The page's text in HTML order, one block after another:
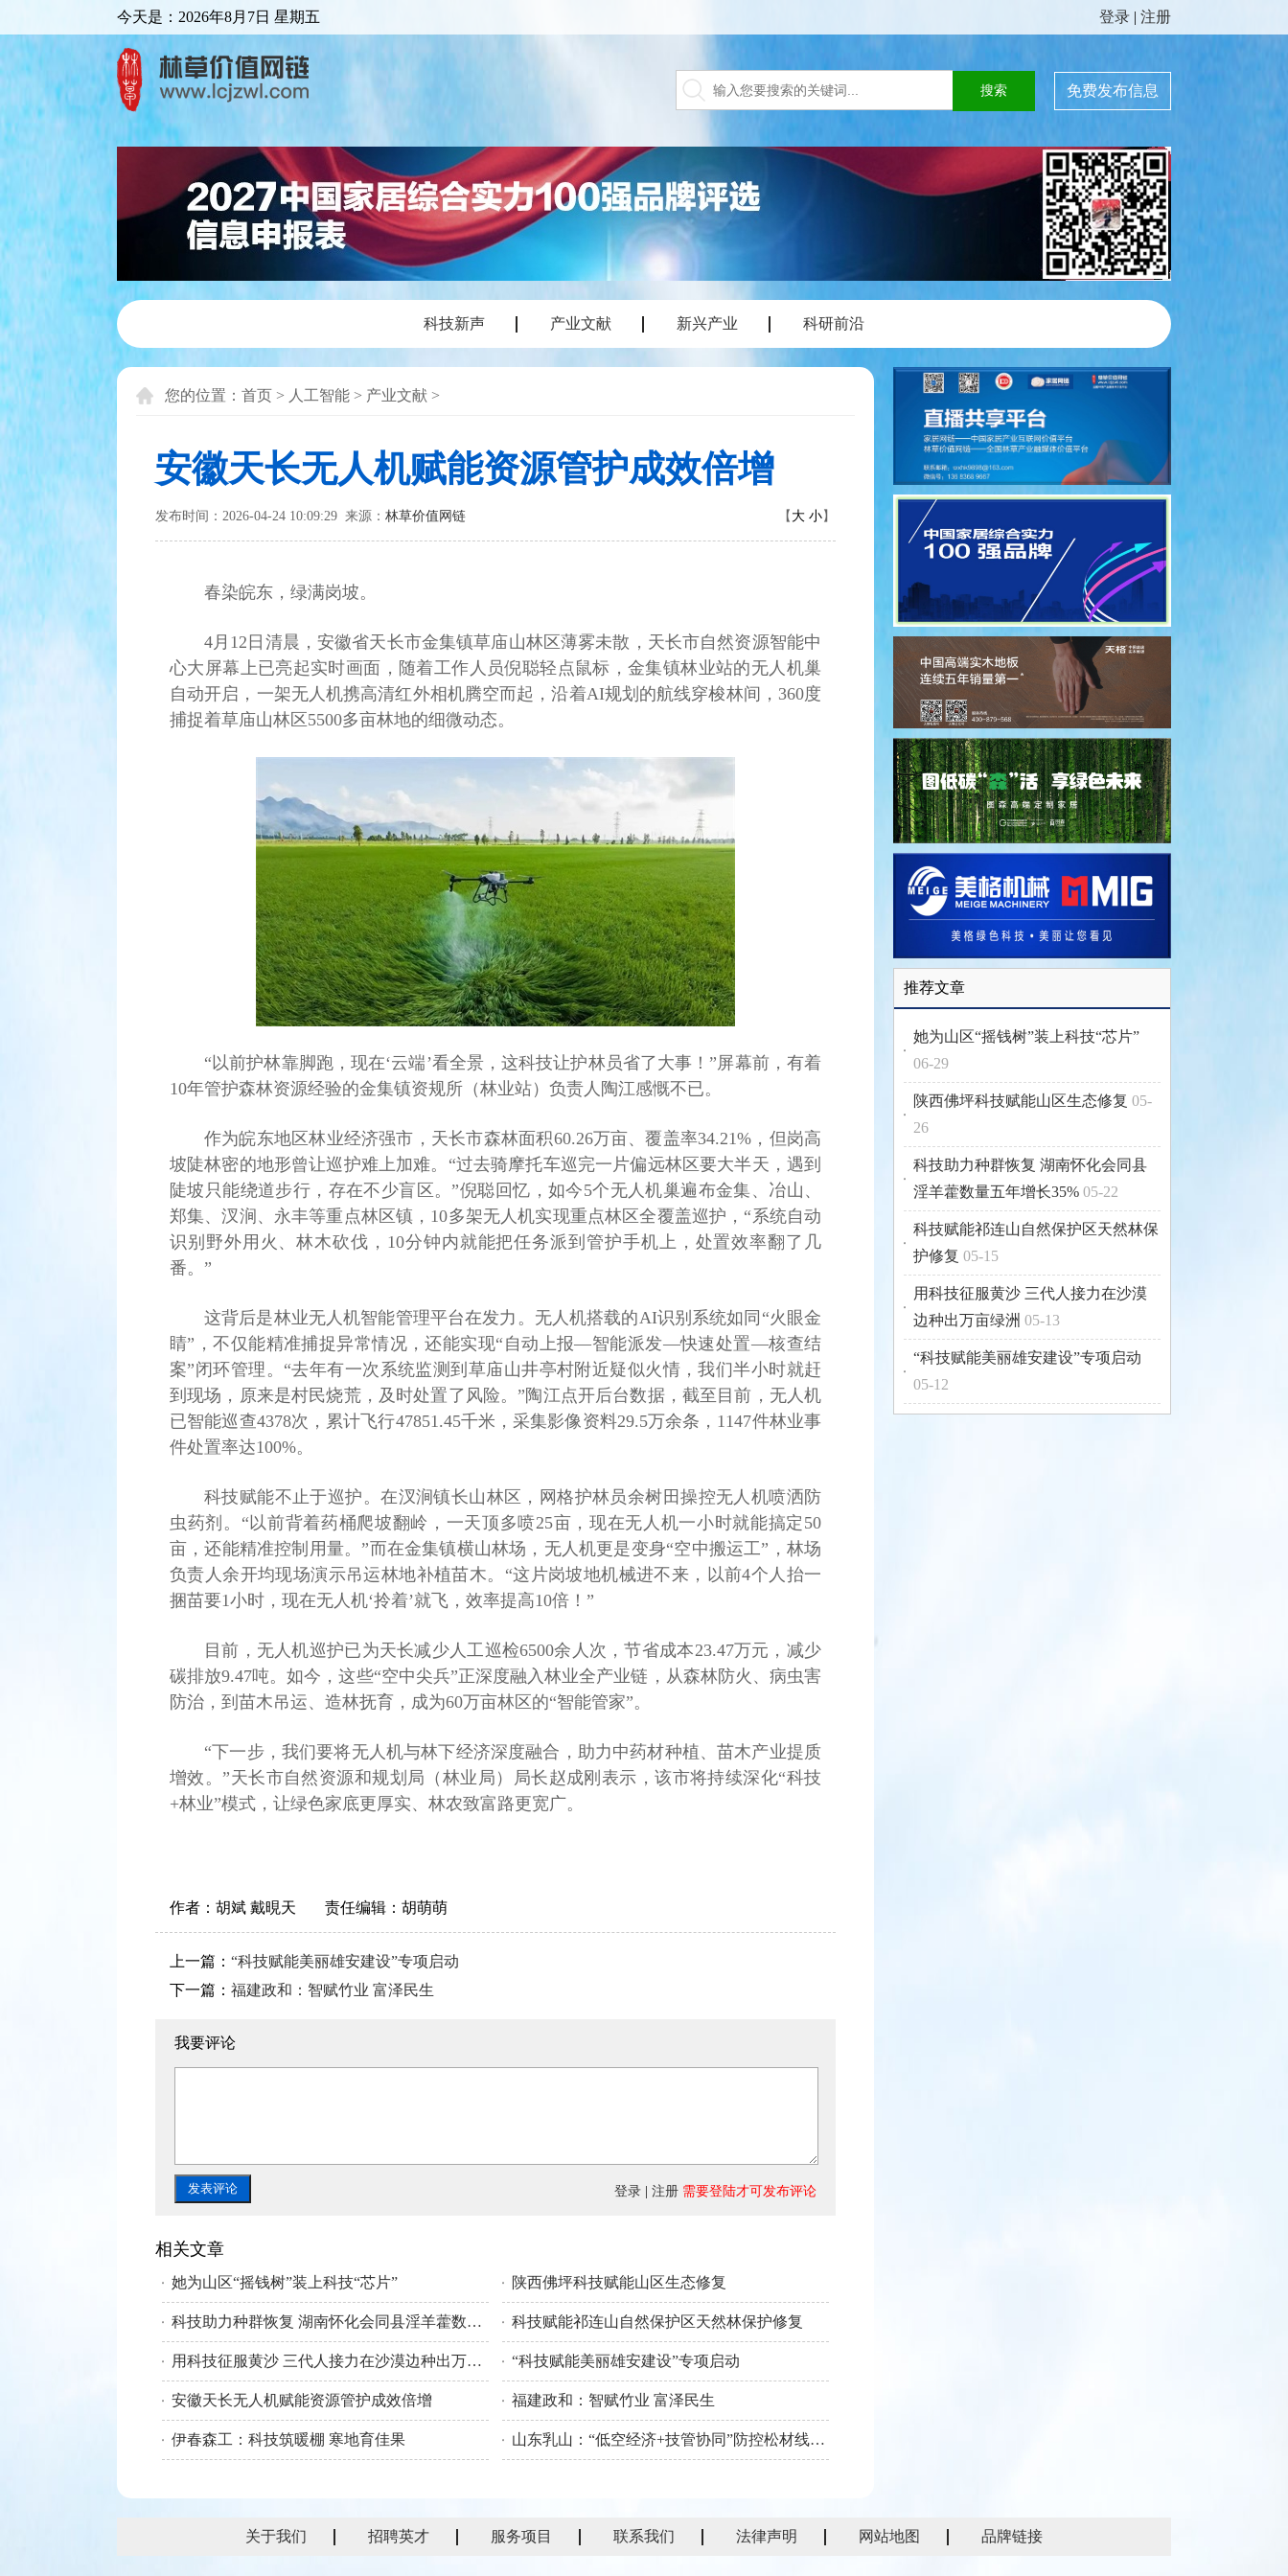
今天是： 2026年8月7日 星期五 登录 | 注册
免费发布信息
科技新声 产业文献 新兴产业 科研前沿
您的位置： 首页 > 人工智能 > 产业文献 >
安徽天长无人机赋能资源管护成效倍增
发布时间：2026-04-24 10:09:29 来源： 林草价值网链 【 大 小】
春染皖东，绿满岗坡。
4月12日清晨，安徽省天长市金集镇草庙山林区薄雾未散，天长市自然资源智能中
心大屏幕上已亮起实时画面，随着工作人员倪聪轻点鼠标，金集镇林业站的无人机巢
自动开启，一架无人机携高清红外相机腾空而起，沿着AI规划的航线穿梭林间，360度
捕捉着草庙山林区5500多亩林地的细微动态。
“以前护林靠脚跑，现在‘云端’看全景，这科技让护林员省了大事！”屏幕前，有着
10年管护森林资源经验的金集镇资规所（林业站）负责人陶江感慨不已。
作为皖东地区林业经济强市，天长市森林面积60.26万亩、覆盖率34.21%，但岗高
坡陡林密的地形曾让巡护难上加难。“过去骑摩托车巡完一片偏远林区要大半天，遇到
陡坡只能绕道步行，存在不少盲区。”倪聪回忆，如今5个无人机巢遍布金集、冶山、
郑集、汊涧、永丰等重点林区镇，10多架无人机实现重点林区全覆盖巡护，“系统自动
识别野外用火、林木砍伐，10分钟内就能把任务派到管护手机上，处置效率翻了几
番。”
这背后是林业无人机智能管理平台在发力。无人机搭载的AI识别系统如同“火眼金
睛”，不仅能精准捕捉异常情况，还能实现“自动上报—智能派发—快速处置—核查结
案”闭环管理。“去年有一次系统监测到草庙山井亭村附近疑似火情，我们半小时就赶
到现场，原来是村民烧荒，及时处置了风险。”陶江点开后台数据，截至目前，无人机
已智能巡查4378次，累计飞行47851.45千米，采集影像资料29.5万余条，1147件林业事
件处置率达100%。
科技赋能不止于巡护。在汊涧镇长山林区，网格护林员余树田操控无人机喷洒防
虫药剂。“以前背着药桶爬坡翻岭，一天顶多喷25亩，现在无人机一小时就能搞定50
亩，还能精准控制用量。”而在金集镇横山林场，无人机更是变身“空中搬运工”，林场
负责人余开均现场演示吊运林地补植苗木。“这片岗坡地机械进不来，以前4个人抬一
捆苗要1小时，现在无人机‘拎着’就飞，效率提高10倍！”
目前，无人机巡护已为天长减少人工巡检6500余人次，节省成本23.47万元，减少
碳排放9.47吨。如今，这些“空中尖兵”正深度融入林业全产业链，从森林防火、病虫害
防治，到苗木吊运、造林抚育，成为60万亩林区的“智能管家”。
“下一步，我们要将无人机与林下经济深度融合，助力中药材种植、苗木产业提质
增效。”天长市自然资源和规划局（林业局）局长赵成刚表示，该市将持续深化“科技
+林业”模式，让绿色家底更厚实、林农致富路更宽广。
作者： 胡斌 戴晛天 责任编辑： 胡萌萌
上一篇： “科技赋能美丽雄安建设”专项启动
下一篇： 福建政和：智赋竹业 富泽民生
我要评论
登录 注册 需要登陆才可发布评论
相关文章
她为山区“摇钱树”装上科技“芯片” 陕西佛坪科技赋能山区生态修复
科技助力种群恢复 湖南怀化会同县淫羊藿数量五年增长35% 科技赋能祁连山自然保护区天然林保护修复
用科技征服黄沙 三代人接力在沙漠边种出万亩绿洲 “科技赋能美丽雄安建设”专项启动
安徽天长无人机赋能资源管护成效倍增 福建政和：智赋竹业 富泽民生
伊春森工：科技筑暖棚 寒地育佳果 山东乳山：“低空经济+技管协同”防控松材线虫病
推荐文章
她为山区“摇钱树”装上科技“芯片”
06-29
陕西佛坪科技赋能山区生态修复 05-
26
科技助力种群恢复 湖南怀化会同县
淫羊藿数量五年增长35% 05-22
科技赋能祁连山自然保护区天然林保
护修复 05-15
用科技征服黄沙 三代人接力在沙漠
边种出万亩绿洲 05-13
“科技赋能美丽雄安建设”专项启动
05-12
关于我们 招聘英才 服务项目 联系我们 法律声明 网站地图 品牌链接